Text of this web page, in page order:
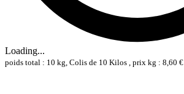
Loading...
poids total : 10 kg, Colis de 10 Kilos , prix kg : 8,60 €